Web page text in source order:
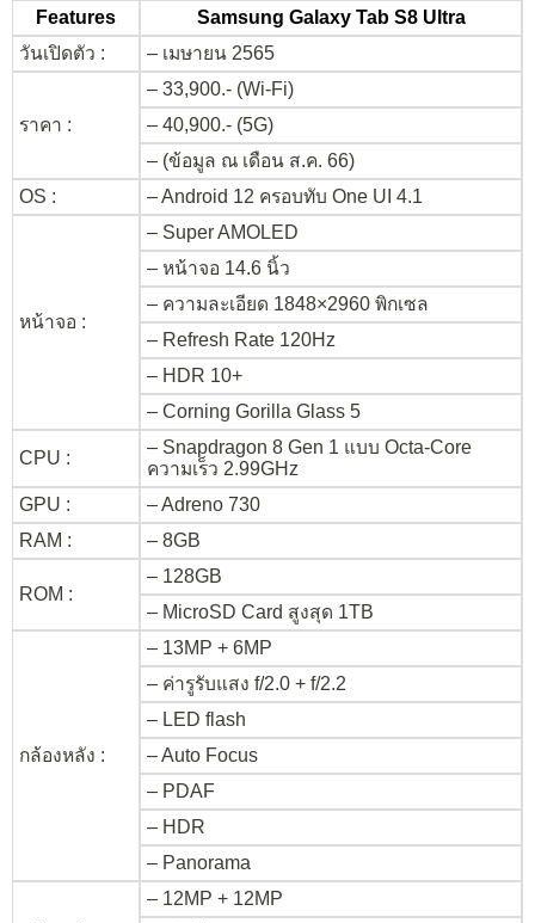
Features
Samsung Galaxy Tab S8 Ultra
วันเปิดตัว :
– เมษายน 2565
ราคา :
– 33,900.- (Wi-Fi)
– 40,900.- (5G)
– (ข้อมูล ณ เดือน ส.ค. 66)
OS :
– Android 12 ครอบทับ One UI 4.1
หน้าจอ :
– Super AMOLED
– หน้าจอ 14.6 นิ้ว
– ความละเอียด 1848×2960 พิกเซล
– Refresh Rate 120Hz
– HDR 10+
– Corning Gorilla Glass 5
CPU :
– Snapdragon 8 Gen 1 แบบ Octa-Core
ความเร็ว 2.99GHz
GPU :
– Adreno 730
RAM :
– 8GB
ROM :
– 128GB
– MicroSD Card สูงสุด 1TB
กล้องหลัง :
– 13MP + 6MP
– ค่ารูรับแสง f/2.0 + f/2.2
– LED flash
– Auto Focus
– PDAF
– HDR
– Panorama
– 12MP + 12MP